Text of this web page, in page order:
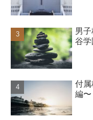
男
谷学
付
編〜